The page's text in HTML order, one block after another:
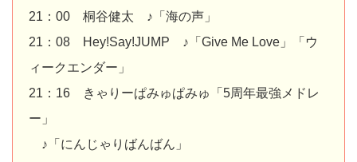
21：00 桐谷健太 ♪「海の声」
21：08 Hey!Say!JUMP ♪「Give Me Love」「ウ
ィークエンダー」
21：16 きゃりーぱみゅぱみゅ「5周年最強メドレ
ー」
♪「にんじゃりばんばん」